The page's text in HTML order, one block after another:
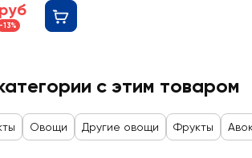
-13%
с этим товаром
Овощи Другие овощи Фрукты